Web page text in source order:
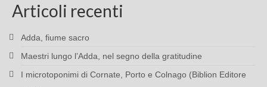
Articoli recenti
Adda, fiume sacro
Maestri lungo l’Adda, nel segno della gratitudine
I microtoponimi di Cornate, Porto e Colnago (Biblion Editore